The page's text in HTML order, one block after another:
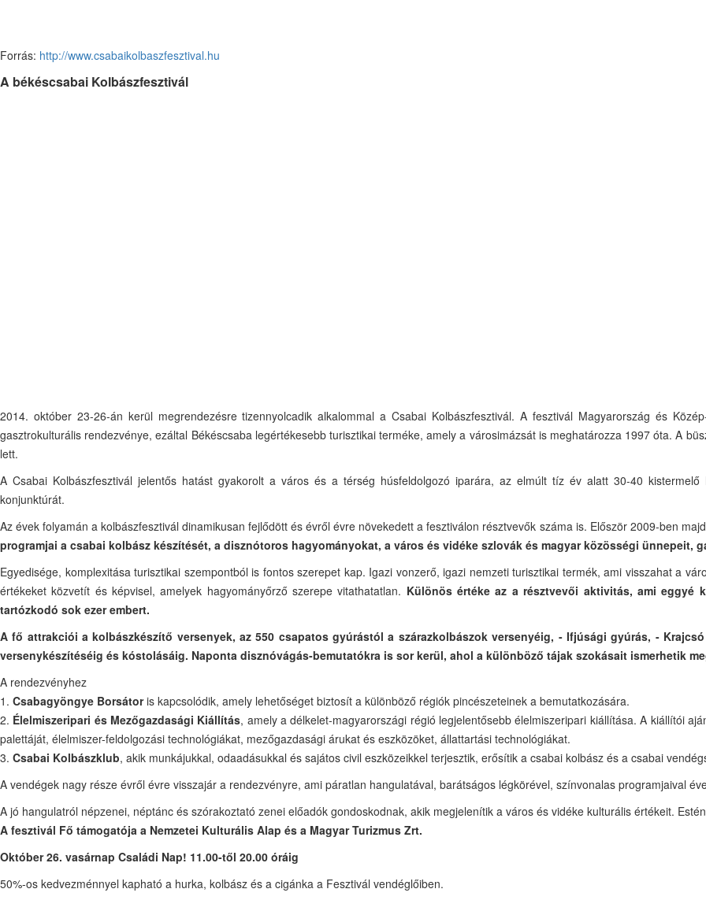
Forrás: http://www.csabaikolbaszfesztival.hu
A békéscsabai Kolbászfesztivál
2014. október 23-26-án kerül megrendezésre tizennyolcadik alkalommal a Csabai Kolbászfesztivál. A fesztivál Magyarország és
gasztrokulturális rendezvénye, ezáltal Békéscsaba legértékesebb turisztikai terméke, amely a városimázsát is meghatározza 1997 óta. A
lett.
A Csabai Kolbászfesztivál jelentős hatást gyakorolt a város és a térség húsfeldolgozó iparára, az elmúlt tíz év alatt 30-40
konjunktúrát.
Az évek folyamán a kolbászfesztivál dinamikusan fejlődött és évről évre növekedett a fesztiválon résztvevők száma is. Először 2009-ben
programjai a csabai kolbász készítését, a disznótoros hagyományokat, a város és vidéke szlovák és magyar közösségi ünnepeit,
Egyedisége, komplexitása turisztikai szempontból is fontos szerepet kap. Igazi vonzerő, igazi nemzeti turisztikai termék, ami visszahat a
értékeket közvetít és képvisel, amelyek hagyományőrző szerepe vitathatatlan. Különös értéke az a résztvevői aktivitás, ami
tartózkodó sok ezer embert.
A fő attrakciói a kolbászkészítő versenyek, az 550 csapatos gyúrástól a szárazkolbászok versenyéig, - Ifjúsági gyúrás, -
versenykészítéséig és kóstolásáig. Naponta disznóvágás-bemutatókra is sor kerül, ahol a különböző tájak szokásait ismerhetik
A rendezvényhez
1. Csabagyöngye Borsátoris kapcsolódik, amely lehetőséget biztosít a különböző régiók pincészeteinek a bemutatkozására.
2. Élelmiszeripari és Mezőgazdasági Kiállítás, amely a délkelet-magyarországi régió legjelentősebb élelmiszeripari kiállítása. A kiállítói
palettáját, élelmiszer-feldolgozási technológiákat, mezőgazdasági árukat és eszközöket, állattartási technológiákat.
3. Csabai Kolbászklub, akik munkájukkal, odaadásukkal és sajátos civil eszközeikkel terjesztik, erősítik a csabai kolbász és a csabai
A vendégek nagy része évről évre visszajár a rendezvényre, ami páratlan hangulatával, barátságos légkörével, színvonalas programjaival
A jó hangulatról népzenei, néptánc és szórakoztató zenei előadók gondoskodnak, akik megjelenítik a város és vidéke kulturális értékeit.
A fesztivál Fő támogatója a Nemzetei Kulturális Alap és a Magyar Turizmus Zrt.
Október 26. vasárnap Családi Nap! 11.00-től 20.00 óráig
50%-os kedvezménnyel kapható a hurka, kolbász és a cigánka a Fesztivál vendéglőiben.